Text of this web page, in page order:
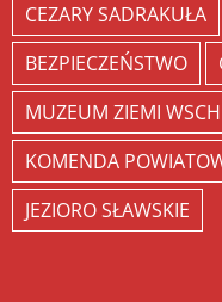
CEZARY SADRAKUŁA
BEZPIECZEŃSTWO
MUZEUM ZIEMI
KOMENDA
JEZIORO SŁAWSKIE